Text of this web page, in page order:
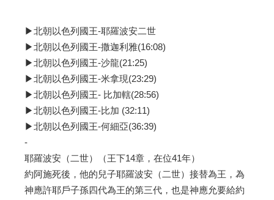
▶北朝以色列國王-耶羅波安二世
▶北朝以色列國王-撒迦利雅(16:08)
▶北朝以色列國王-沙龍(21:25)
▶北朝以色列國王-米拿現(23:29)
▶北朝以色列國王- 比加轄(28:56)
▶北朝以色列國王-比加 (32:11)
▶北朝以色列國王-何細亞(36:39)
-
耶羅波安（二世）（王下14章，在位41年）
約阿施死後，他的兒子耶羅波安（二世）接替為王，為
神應許耶戶子孫四代為王的第三代，也是神應允要給約